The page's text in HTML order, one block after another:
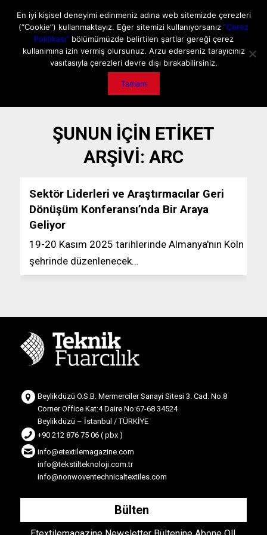
GİZLİLİK POLİTİKASI İLETİŞİM ÖNEMLİ DUYURU
ŞUNUN IÇIN ETIKET
ARŞIVI: ARC
Sektör Liderleri ve Araştırmacılar Geri
Dönüşüm Konferansı’nda Bir Araya
Geliyor
19-20 Kasım 2025 tarihlerinde Almanya'nın Köln
şehrinde düzenlenecek…
Beylikdüzü O.S.B. Mermerciler Sanayi Sitesi 3. Cad. No.8
Corner Office Kat:4 Daire No:67-68 34524
Beylikdüzü – İstanbul / TÜRKİYE
+90 212 876 75 06 ( pbx )
info@etextilemagazine.com
info@tekstilteknoloji.com.tr
info@nonwoventechnicaltextiles.com
Bülten
En iyi kişisel deneyimi edinmeniz adına web sitemizde çerezleri
(“Cookie”) kullanmaktayız. Eğer sitemizi kullanıyorsanız “Çerez
Politikası”bölümümüzde belirtilen şartlar gereği çerez
kullanımına izin vermiş olursunuz. Arzu ederseniz tarayıcınız
vasıtasıyla çerezleri devre dışı bırakabilirsiniz.
Tamam